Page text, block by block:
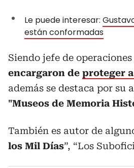
Le puede interesar:
están conformadas
Siendo jefe de
encargaron de proteger
además se destaca por su
"Museos de Memoria
También es autor de
los Mil Días”, “Los